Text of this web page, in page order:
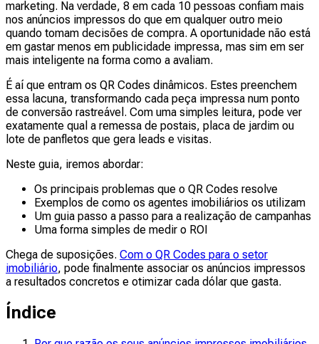
marketing. Na verdade, 8 em cada 10 pessoas confiam mais
nos anúncios impressos do que em qualquer outro meio
quando tomam decisões de compra. A oportunidade não está
em gastar menos em publicidade impressa, mas sim em ser
mais inteligente na forma como a avaliam.
É aí que entram os QR Codes dinâmicos. Estes preenchem
essa lacuna, transformando cada peça impressa num ponto
de conversão rastreável. Com uma simples leitura, pode ver
exatamente qual a remessa de postais, placa de jardim ou
lote de panfletos que gera leads e visitas.
Neste guia, iremos abordar:
Os principais problemas que o QR Codes resolve
Exemplos de como os agentes imobiliários os utilizam
Um guia passo a passo para a realização de campanhas
Uma forma simples de medir o ROI
Chega de suposições. Com o QR Codes para o setor
imobiliário, pode finalmente associar os anúncios impressos
a resultados concretos e otimizar cada dólar que gasta.
Índice